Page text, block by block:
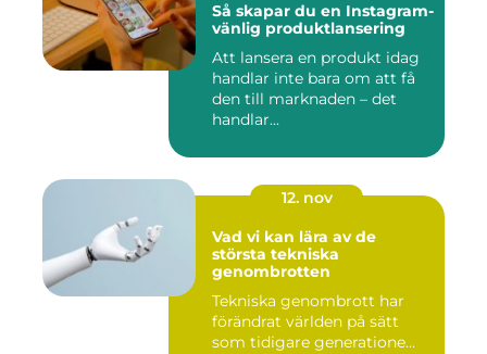
Så skapar du en Instagram-
vänlig produktlansering
Att lansera en produkt idag
handlar inte bara om att få
den till marknaden – det
handlar...
12. nov
Vad vi kan lära av de
största tekniska
genombrotten
Tekniska genombrott har
förändrat världen på sätt
som tidigare generatione...